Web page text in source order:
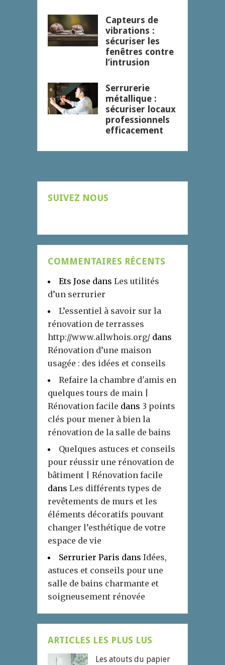
Capteurs de
vibrations :
sécuriser les
fenêtres contre
l’intrusion
Serrurerie
métallique :
sécuriser locaux
professionnels
efficacement
SUIVEZ NOUS
COMMENTAIRES RÉCENTS
Ets Jose dans Les utilités
d’un serrurier
L’essentiel à savoir sur la
rénovation de terrasses
http://www.allwhois.org/ dans
Rénovation d’une maison
usagée : des idées et conseils
Refaire la chambre d'amis en
quelques tours de main |
Rénovation facile dans 3 points
clés pour mener à bien la
rénovation de la salle de bains
Quelques astuces et conseils
pour réussir une rénovation de
bâtiment | Rénovation facile
dans Les différents types de
revêtements de murs et les
éléments décoratifs pouvant
changer l’esthétique de votre
espace de vie
Serrurier Paris dans Idées,
astuces et conseils pour une
salle de bains charmante et
soigneusement rénovée
ARTICLES LES PLUS LUS
Les atouts du papier